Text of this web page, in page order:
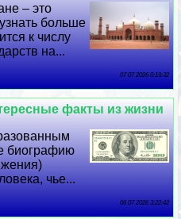
– это
больше
к числу
на...
07 07 2026 0:19:32
факты из жизни
биографию
чье...
06 07 2026 3:22:42